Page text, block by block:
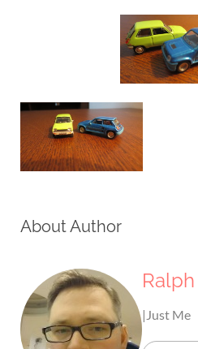
About Author
Ralph
|Just Me